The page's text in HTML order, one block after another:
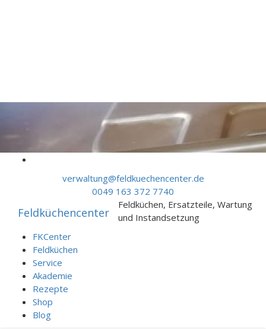
verwaltung@feldkuechencenter.de
0049 163 372 7740
Feldküchencenter
Feldküchen, Ersatzteile, Wartung
und Instandsetzung
FKCenter
Feldküchen
Service
Akademie
Rezepte
Shop
Blog